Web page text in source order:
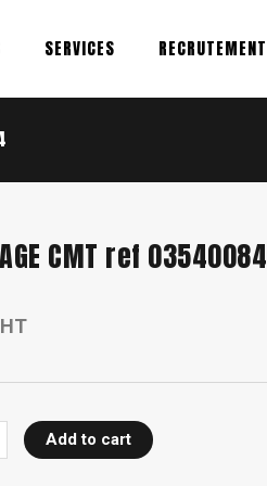
SERVICES RECRUTEMENT
CMT ref 03540084
HT
Add to cart